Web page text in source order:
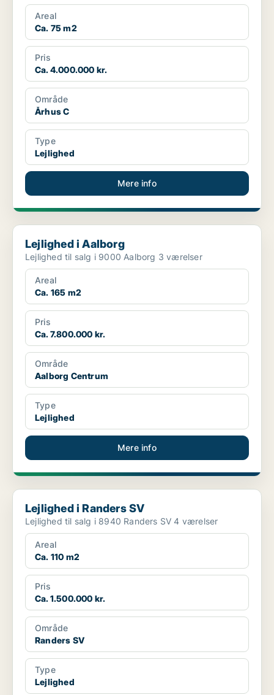
Areal
Ca. 75 m2
Pris
Ca. 4.000.000 kr.
Område
Århus C
Type
Lejlighed
Mere info
Lejlighed i Aalborg
Lejlighed i Aalborg
Lejlighed til salg i 9000 Aalborg 3 værelser
Areal
Ca. 165 m2
Pris
Ca. 7.800.000 kr.
Område
Aalborg Centrum
Type
Lejlighed
Mere info
Lejlighed i Randers SV
Lejlighed i Randers SV
Lejlighed til salg i 8940 Randers SV 4 værelser
Areal
Ca. 110 m2
Pris
Ca. 1.500.000 kr.
Område
Randers SV
Type
Lejlighed